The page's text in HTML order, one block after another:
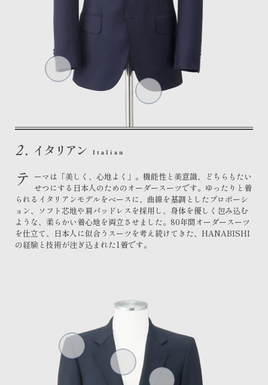
イタリアン Italian
2.
テ ーマは「美しく、心地よく」。機能性と美意識、どちらもたい
せつにする日本人のためのオーダースーツです。ゆったりと着
られるイタリアンモデルをベースに、曲線を基調としたプロポーシ
ョン、ソフト芯地や肩パッドレスを採用し、身体を優しく包み込む
ような、柔らかい着心地を両立させました。80年間オーダースーツ
を仕立て、日本人に似合うスーツを考え続けてきた、HANABISHI
の経験と技術が注ぎ込まれた1着です。